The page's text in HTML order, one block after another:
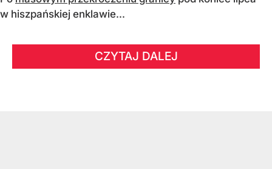
w hiszpańskiej enklawie...
CZYTAJ DALEJ